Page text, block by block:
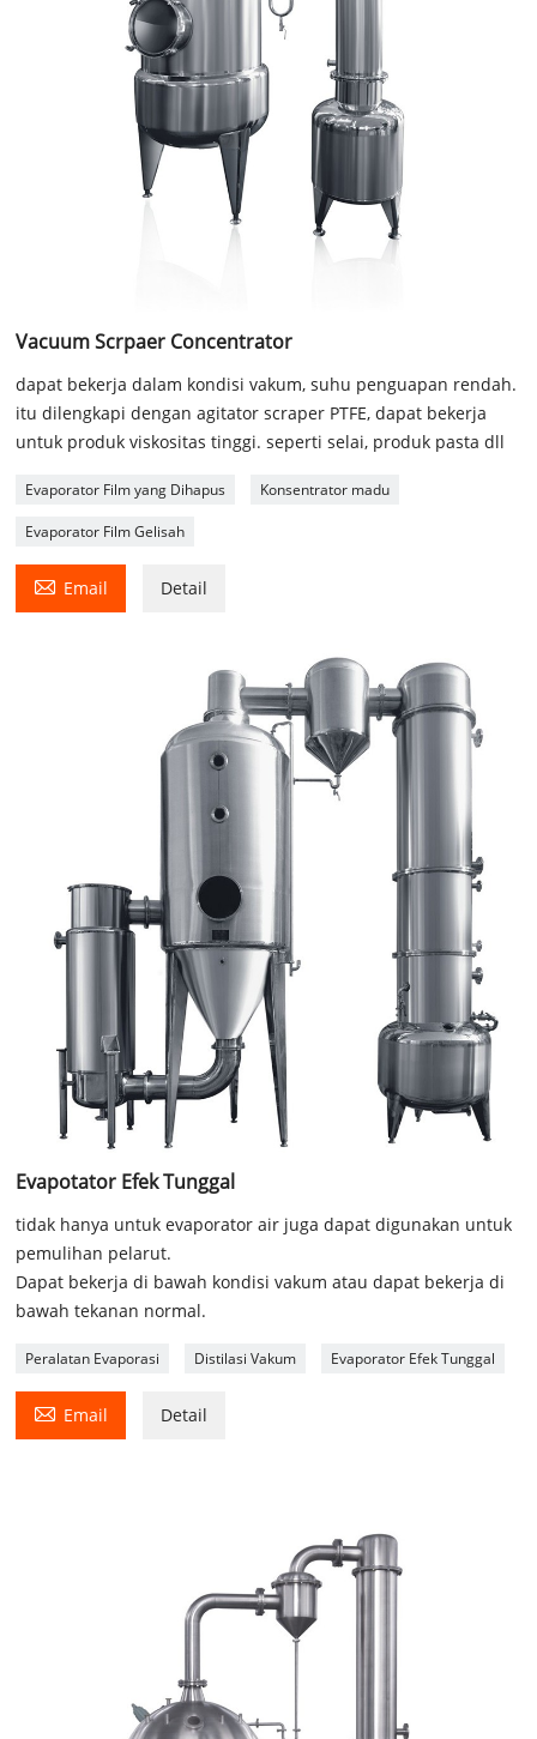
Vacuum Scrpaer Concentrator
dapat bekerja dalam kondisi vakum, suhu penguapan rendah.
itu dilengkapi dengan agitator scraper PTFE, dapat bekerja
untuk produk viskositas tinggi. seperti selai, produk pasta dll
Evaporator Film yang Dihapus Konsentrator madu
Evaporator Film Gelisah
 Email Detail
Evapotator Efek Tunggal
tidak hanya untuk evaporator air juga dapat digunakan untuk
pemulihan pelarut.
Dapat bekerja di bawah kondisi vakum atau dapat bekerja di
bawah tekanan normal.
Peralatan Evaporasi Distilasi Vakum Evaporator Efek Tunggal
 Email Detail